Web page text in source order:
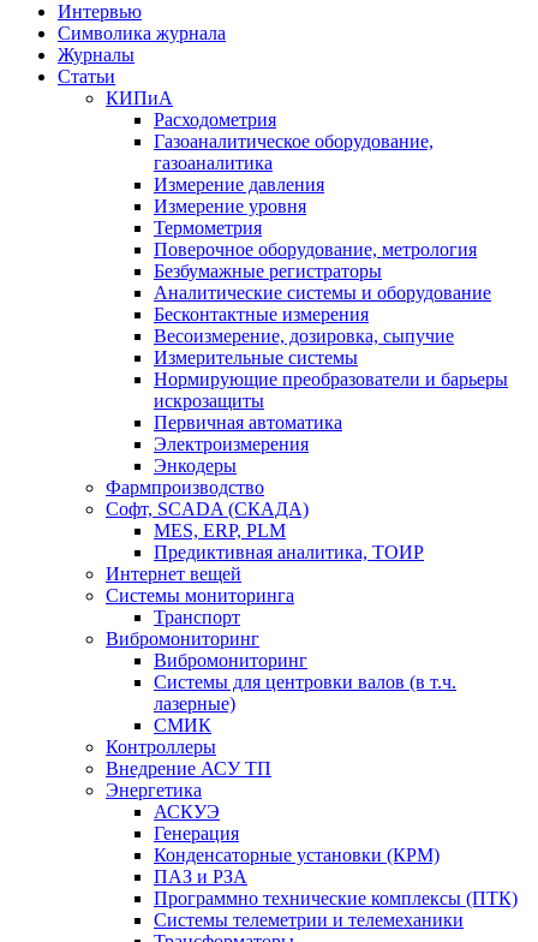
Интервью
Символика журнала
Журналы
Статьи
КИПиА
Расходометрия
Газоаналитическое оборудование,
газоаналитика
Измерение давления
Измерение уровня
Термометрия
Поверочное оборудование, метрология
Безбумажные регистраторы
Аналитические системы и оборудование
Бесконтактные измерения
Весоизмерение, дозировка, сыпучие
Измерительные системы
Нормирующие преобразователи и барьеры
искрозащиты
Первичная автоматика
Электроизмерения
Энкодеры
Фармпроизводство
Софт, SCADA (СКАДА)
MES, ERP, PLM
Предиктивная аналитика, ТОИР
Интернет вещей
Системы мониторинга
Транспорт
Вибромониторинг
Вибромониторинг
Системы для центровки валов (в т.ч.
лазерные)
СМИК
Контроллеры
Внедрение АСУ ТП
Энергетика
АСКУЭ
Генерация
Конденсаторные установки (КРМ)
ПАЗ и РЗА
Программно технические комплексы (ПТК)
Системы телеметрии и телемеханики